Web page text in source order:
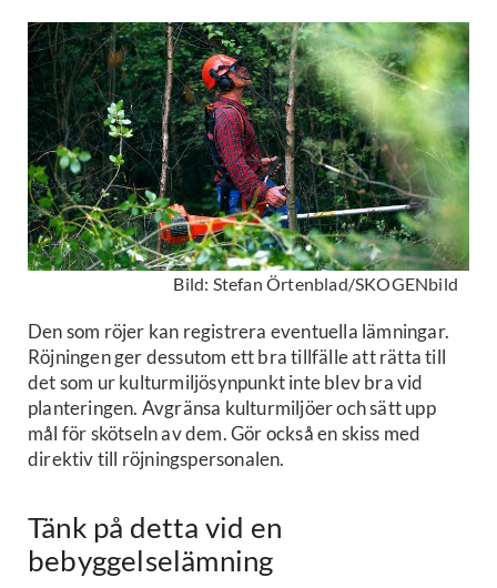
Bild: Stefan Örtenblad/SKOGENbild
Den som röjer kan registrera eventuella lämningar.
Röjningen ger dessutom ett bra tillfälle att rätta till
det som ur kulturmiljösynpunkt inte blev bra vid
planteringen. Avgränsa kulturmiljöer och sätt upp
mål för skötseln av dem. Gör också en skiss med
direktiv till röjningspersonalen.
Tänk på detta vid en
bebyggelselämning